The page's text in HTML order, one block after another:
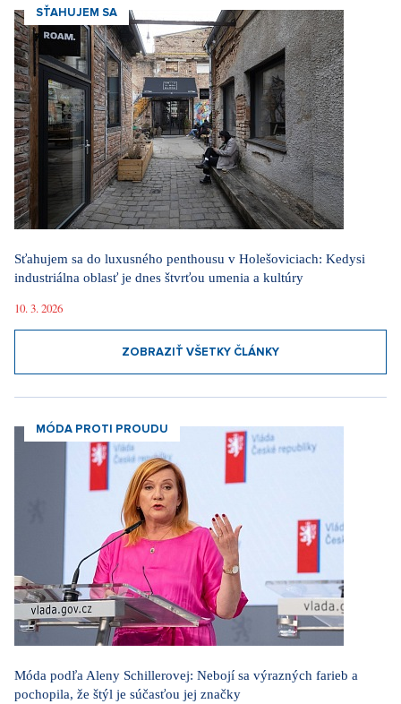
SŤAHUJEM SA
Sťahujem sa do luxusného penthousu v Holešoviciach: Kedysi
industriálna oblasť je dnes štvrťou umenia a kultúry
10. 3. 2026
ZOBRAZIŤ VŠETKY ČLÁNKY
MÓDA PROTI PROUDU
Móda podľa Aleny Schillerovej: Nebojí sa výrazných farieb a
pochopila, že štýl je súčasťou jej značky